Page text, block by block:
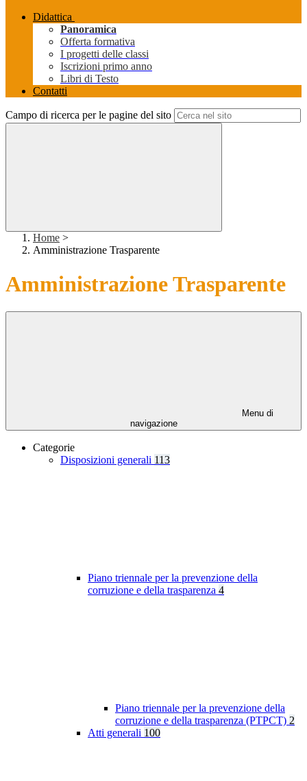
Didattica
Panoramica
Offerta formativa
I progetti delle classi
Iscrizioni primo anno
Libri di Testo
Contatti
Campo di ricerca per le pagine del sito
Home >
Amministrazione Trasparente
Amministrazione Trasparente
Menu di
navigazione
Categorie
Disposizioni generali 113
Piano triennale per la prevenzione della
corruzione e della trasparenza 4
Piano triennale per la prevenzione della
corruzione e della trasparenza (PTPCT) 2
Atti generali 100